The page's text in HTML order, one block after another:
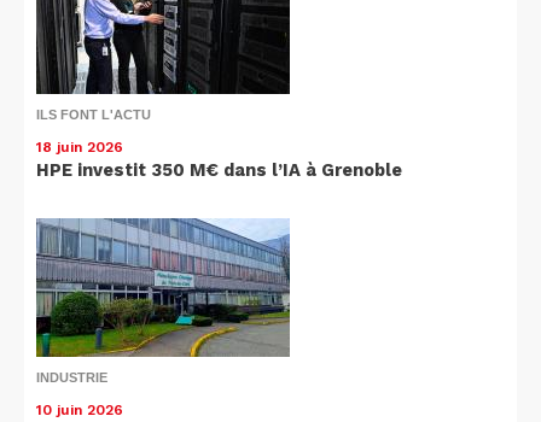
ILS FONT L'ACTU
18 juin 2026
HPE investit 350 M€ dans l’IA à Grenoble
INDUSTRIE
10 juin 2026